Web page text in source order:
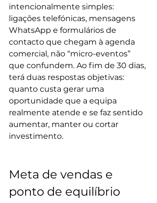
intencionalmente simples:
ligações telefónicas, mensagens
WhatsApp e formulários de
contacto que chegam à agenda
comercial, não “micro-eventos”
que confundem. Ao fim de 30 dias,
terá duas respostas objetivas:
quanto custa gerar uma
oportunidade que a equipa
realmente atende e se faz sentido
aumentar, manter ou cortar
investimento.
Meta de vendas e
ponto de equilíbrio